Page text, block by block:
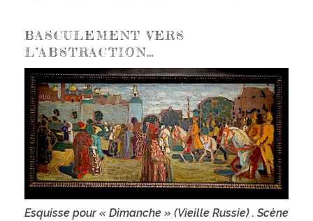
BASCULEMENT VERS
L’ABSTRACTION…
Esquisse pour« Dimanche » (Vieille Russie) . Scène